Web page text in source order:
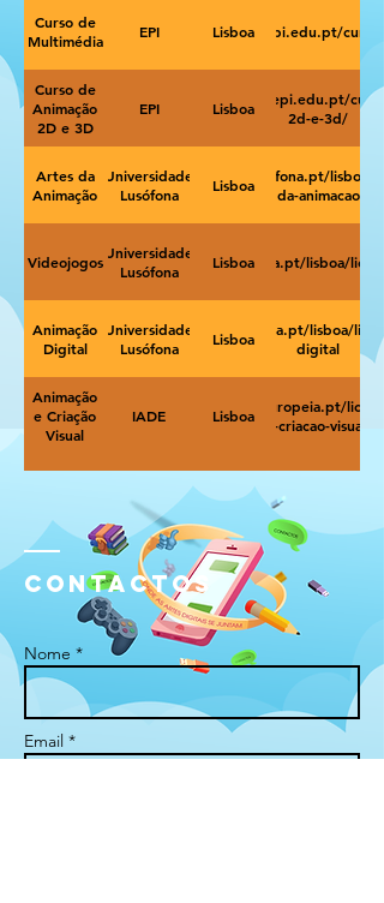
Curso de
Multimédia
EPI Lisboa
https://www.epi.edu.pt/curso/
Curso de
Animação
2D e 3D
EPI Lisboa
https://www.epi.edu.pt/curso/
2d-e-3d/
Artes da
Animação
Universidade
Lusófona
Lisboa
https://www.ulusofona.pt/lisboa/
da-animacao
Videojogos Universidade
Lusófona
Lisboa
https://www.ulusofona.pt/lisboa/
Animação
Digital
Universidade
Lusófona
Lisboa
https://www.ulusofona.pt/lisboa/
digital
Animação
e Criação
Visual
IADE Lisboa
https://www.iade.europeia.pt/
e-criacao-visual/
ContactOS
Nome *
Email *